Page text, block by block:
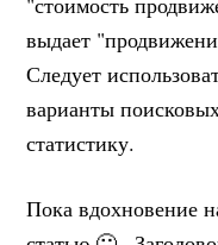
выдает
Следует
варианты
статистику.
Пока вдохновение